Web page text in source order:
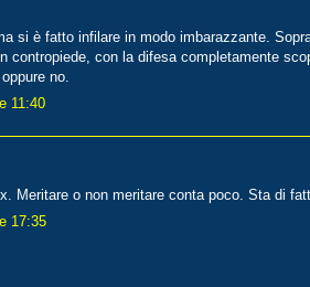
si è fatto infilare in modo imbarazzante.
contropiede, con la difesa completamente
no.
11:40
Meritare o non meritare conta poco. Sta di
17:35